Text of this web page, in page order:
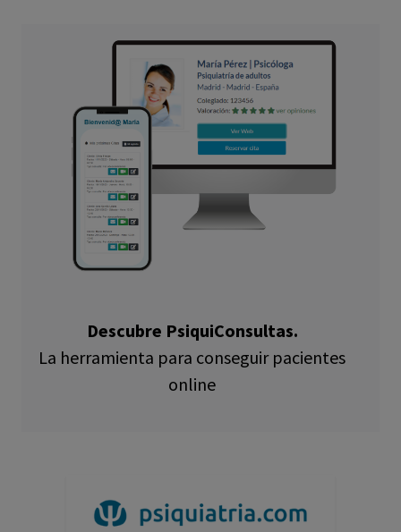
Descubre PsiquiConsultas.
La herramienta para conseguir pacientes
online